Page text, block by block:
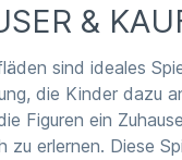
&
sind ideales
die Kinder dazu
Figuren ein
zu erlernen. Diese